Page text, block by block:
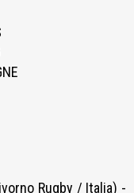
Rugby / Italia) -